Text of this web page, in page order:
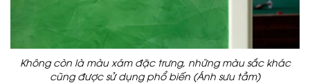
Không còn là màu xám đặc trưng, những màu sắc khác
cũng được sử dụng phổ biến (Ánh sưu tầm)